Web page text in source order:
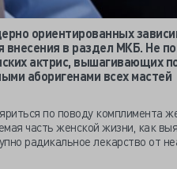
ориентированных
в раздел МКБ. Не
актрис, вышагивающих
аборигенами всех мастей
по поводу комплимента
часть женской жизни, как
радикальное лекарство от